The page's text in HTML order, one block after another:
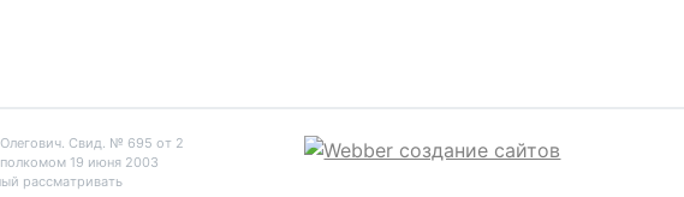
Cвид. № 695 от 2
19 июня 2003
рассматривать